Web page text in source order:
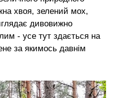
хвоя, зелений мох,
дивовижно
- усе тут здається на
за якимось давнім